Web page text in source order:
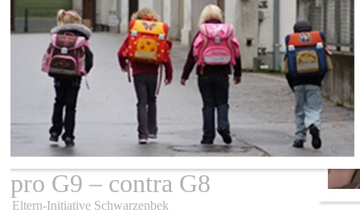
pro G9 – contra G8
Eltern-Initiative Schwarzenbek